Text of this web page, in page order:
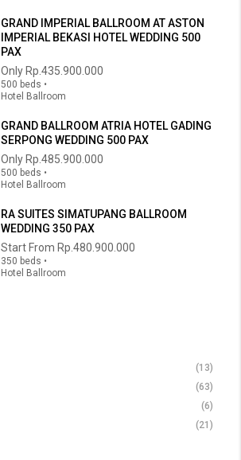
GRAND IMPERIAL BALLROOM AT ASTON
IMPERIAL BEKASI HOTEL WEDDING 500
PAX
Only Rp.435.900.000
500 beds •
Hotel Ballroom
GRAND BALLROOM ATRIA HOTEL GADING
SERPONG WEDDING 500 PAX
Only Rp.485.900.000
500 beds •
Hotel Ballroom
RA SUITES SIMATUPANG BALLROOM
WEDDING 350 PAX
Start From Rp.480.900.000
350 beds •
Hotel Ballroom
(13)
(63)
(6)
(21)